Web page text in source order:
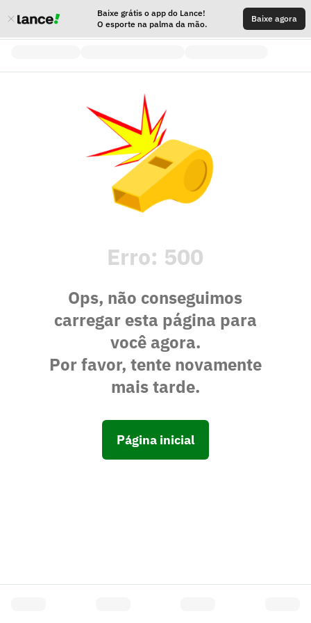
Baixe grátis o app do Lance!
O esporte na palma da mão.
Baixe agora
Erro: 500
Ops, não conseguimos
carregar esta página para
você agora.
Por favor, tente novamente
mais tarde.
Página inicial